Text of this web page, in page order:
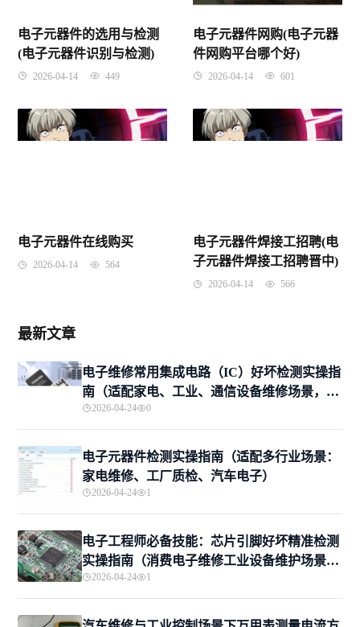
电子元器件的选用与检测
(电子元器件识别与检测)
2026-04-14 449
电子元器件网购(电子元器
件网购平台哪个好)
2026-04-14 601
电子元器件在线购买
2026-04-14 564
电子元器件焊接工招聘(电
子元器件焊接工招聘晋中)
2026-04-14 566
最新文章
电子维修常用集成电路（IC）好坏检测实操指
南（适配家电、工业、通信设备维修场景，新
手入门+专业进阶）
2026-04-24 0
电子元器件检测实操指南（适配多行业场景：
家电维修、工厂质检、汽车电子）
2026-04-24 1
电子工程师必备技能：芯片引脚好坏精准检测
实操指南（消费电子维修工业设备维护场景适
配，新手进阶一站式掌握）
2026-04-24 1